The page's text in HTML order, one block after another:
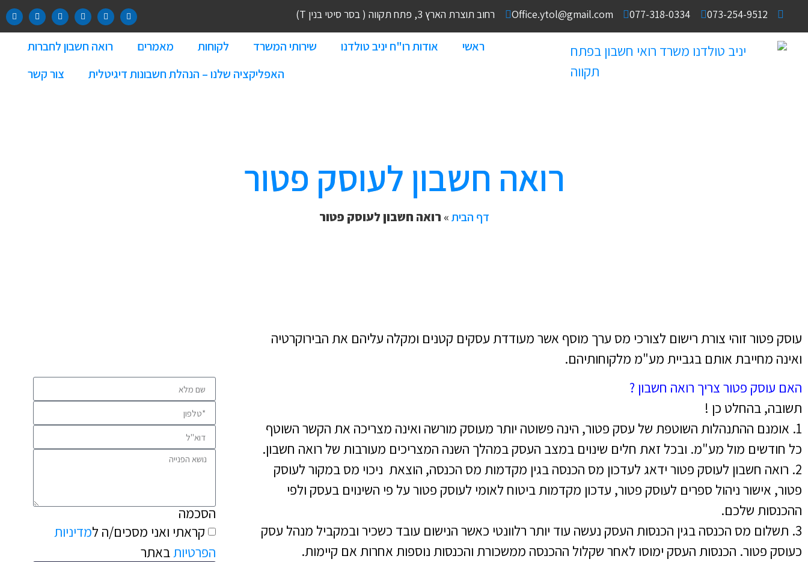
073-254-9512
077-318-0334
Office.ytol@gmail.com רחוב תוצרת הארץ 3, פתח תקווה ( בסר סיטי בנין T)
ראשי אודות רו"ח יניב טולדנו שירותי המשרד לקוחות מאמרים
רואה חשבון לחברות
האפליקציה שלנו – הנהלת חשבונות דיגיטלית
צור קשר
רואה חשבון לעוסק פטור
דף הבית» רואה חשבון לעוסק פטור
עוסק פטור זוהי צורת רישום לצורכי מס ערך מוסף אשר מעודדת עסקים קטנים ומקלה עליהם את הבירוקרטיה
ואינה מחייבת אותם בגביית מע"מ מלקוחותיהם.
האם עוסק פטור צריך רואה חשבון ?
תשובה, בהחלט כן !
1. אומנם ההתנהלות השוטפת של עסק פטור, הינה פשוטה יותר מעוסק מורשה ואינה מצריכה את הקשר השוטף
כל חודשים מול מע"מ. ובכל זאת חלים שינוים במצב העסק במהלך השנה המצריכים מעורבות של רואה חשבון.
2. רואה חשבון לעוסק פטור ידאג לעדכון מס הכנסה בגין מקדמות מס הכנסה, הוצאת ניכוי מס במקור לעוסק
פטור, אישור ניהול ספרים לעוסק פטור, עדכון מקדמות ביטוח לאומי לעוסק פטור על פי השינוים בעסק ולפי
ההכנסות שלכם.
3. תשלום מס הכנסה בגין הכנסות העסק נעשה עוד יותר רלוונטי כאשר הנישום עובד כשכיר ובמקביל מנהל עסק
כעוסק פטור. הכנסות העסק ימוסו לאחר שקלול ההכנסה ממשכורת והכנסות נוספות אחרות אם קיימות.
הסכמה
קראתי ואני מסכים/ה למדיניות
הפרטיותבאתר